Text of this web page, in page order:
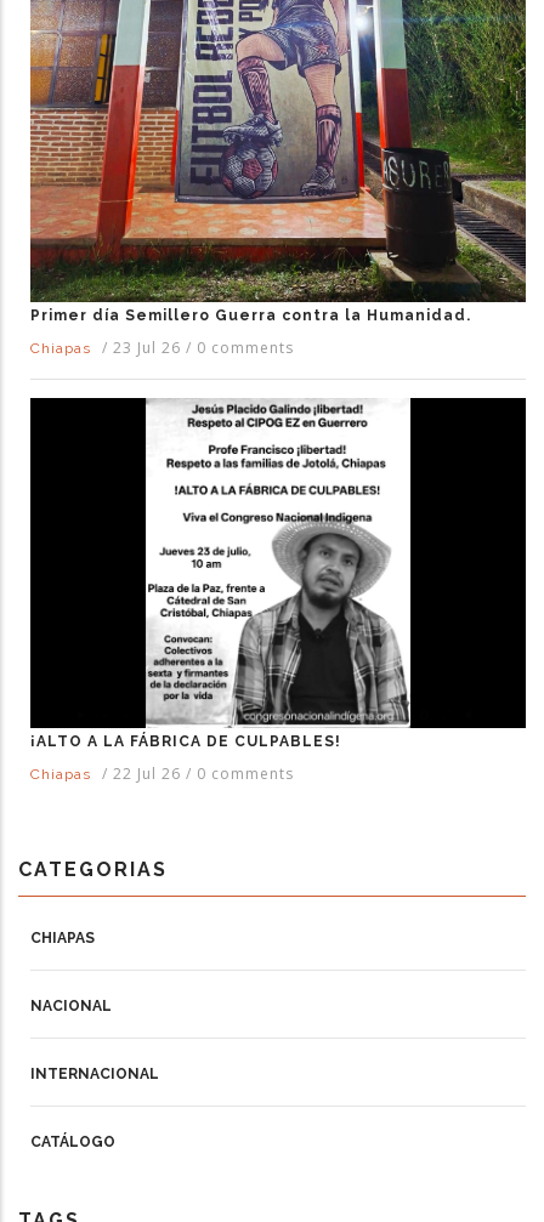
Primer día Semillero Guerra contra la Humanidad.
Chiapas
/ 23 Jul 26 / 0 comments
¡ALTO A LA FÁBRICA DE CULPABLES!
Chiapas
/ 22 Jul 26 / 0 comments
CATEGORIAS
CHIAPAS
NACIONAL
INTERNACIONAL
CATÁLOGO